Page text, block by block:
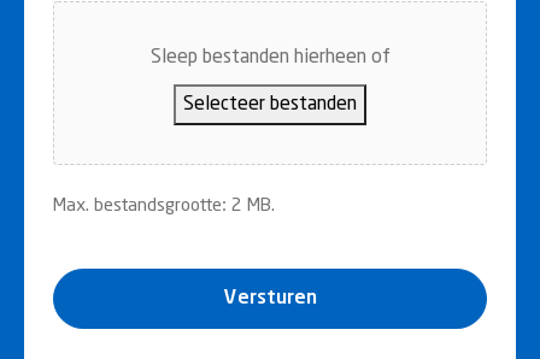
Sleep bestanden hierheen of
Selecteer bestanden
Max. bestandsgrootte: 2 MB.
Versturen